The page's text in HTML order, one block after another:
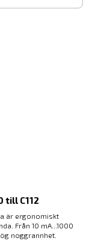
till C112
är ergonomiskt
Från 10 mA...1000
noggrannhet.